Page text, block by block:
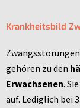
Krankheitsbild
gehören zu den
Erwachsenen.
auf. Lediglich bei